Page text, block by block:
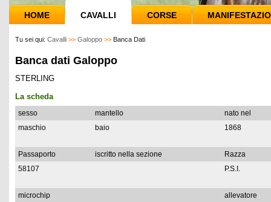
HOME CAVALLI CORSE
Tu sei qui: Cavalli >> Galoppo >> Banca Dati
Banca dati Galoppo
STERLING
La scheda
sesso mantello
nato nel
maschio
baio 1868
Passaporto iscritto nella sezione
Razza
58107
P.S.I.
microchip allevatore